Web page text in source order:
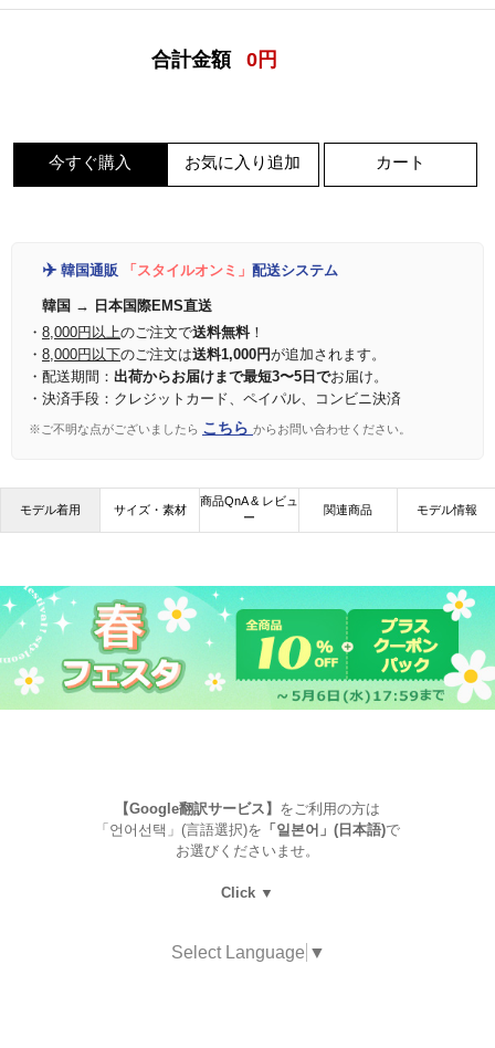
合計金額 0 円
今すぐ購入 お気に入り追加 カート
✈️ 韓国通販 「スタイルオンミ」 配送システム
韓国 → 日本国際EMS直送
・ 8,000円以上のご注文で送料無料！
・ 8,000円以下のご注文は送料1,000円が追加されます。
・配送期間： 出荷からお届けまで最短3〜5日でお届け。
・決済手段：クレジットカード、ペイパル、コンビニ決済
※ご不明な点がございましたら こちら からお問い合わせください。
モデル着用 サイズ・素材
商品QnA & レビュ
ー
関連商品 モデル情報
【Google翻訳サービス】 をご利用の方は
「언어선택」(言語選択)を 「일본어」(日本語)で
お選びくださいませ。
Click ▼
Select Language ▼